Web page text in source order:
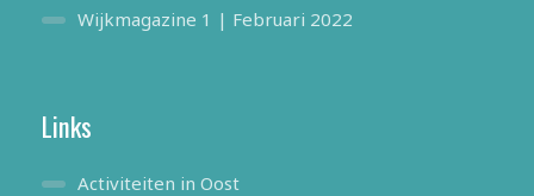
Wijkmagazine 1 | Februari 2022
Links
Activiteiten in Oost